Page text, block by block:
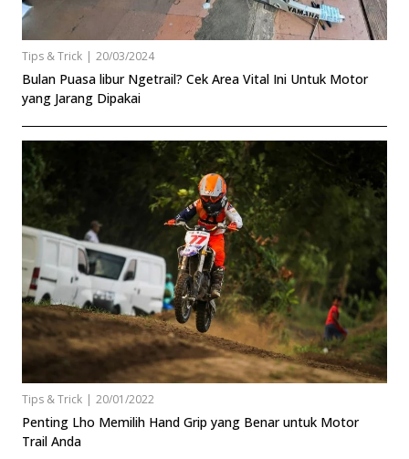
Tips & Trick | 20/03/2024
Bulan Puasa libur Ngetrail? Cek Area Vital Ini Untuk Motor
yang Jarang Dipakai
Tips & Trick | 20/01/2022
Penting Lho Memilih Hand Grip yang Benar untuk Motor
Trail Anda